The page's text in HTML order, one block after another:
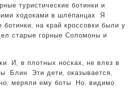
туристические ботинки и
ходоками в шлёпанцах. Я
на край кроссовки были у
старые горные Соломоны и
И, в плотных носках, не влез в
Блин. Эти дети, оказывается,
меряли ему боты. Но, видимо